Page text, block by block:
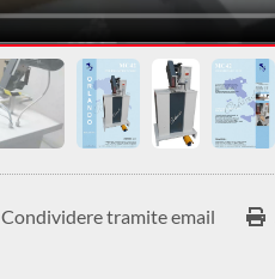
Condividere tramite email